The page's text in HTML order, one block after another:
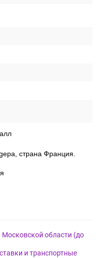
страна Франция.
области (до
и транспортные